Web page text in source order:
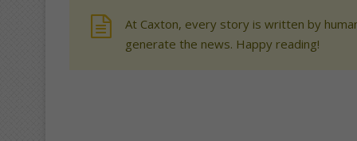
At Caxton, every story is written by
generate the news. Happy reading!